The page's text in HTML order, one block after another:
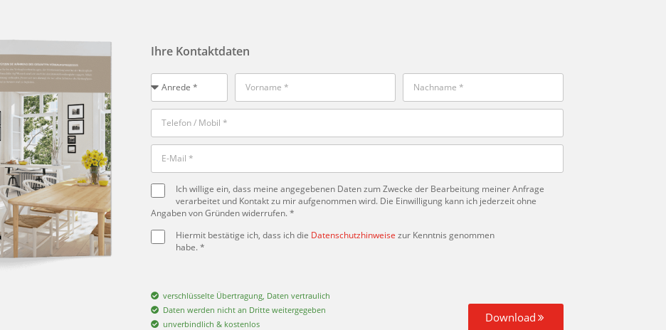
Ihre Kontaktdaten
Ich willige ein, dass meine angegebenen Daten zum Zwecke der Bearbeitung meiner Anfrage
verarbeitet und Kontakt zu mir aufgenommen wird. Die Einwilligung kann ich jederzeit ohne
Angaben von Gründen widerrufen. *
Hiermit bestätige ich, dass ich die Datenschutzhinweise zur Kenntnis genommen
habe. *
verschlüsselte Übertragung, Daten vertraulich
Daten werden nicht an Dritte weitergegeben
unverbindlich & kostenlos
Download